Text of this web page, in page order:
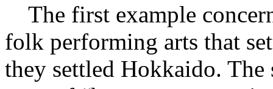
The first example
folk performing arts that
they settled Hokkaido. The